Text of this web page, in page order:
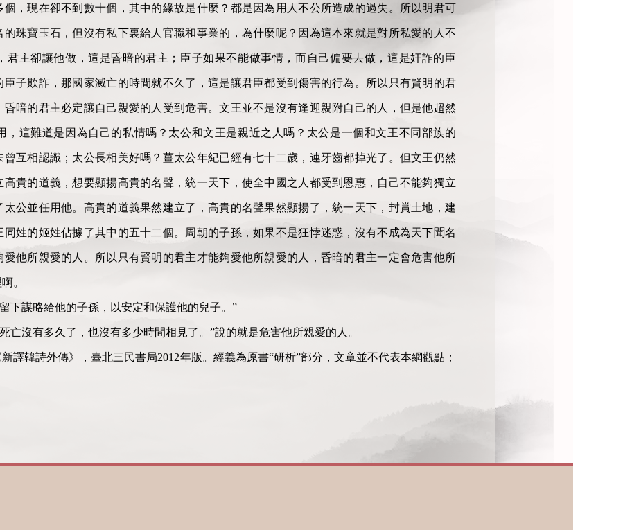
，現在卻不到數十個，其中的緣故是什麼？都是因為用人不公所造成的過失。所以明君可
的珠寶玉石，但沒有私下裏給人官職和事業的，為什麼呢？因為這本來就是對所私愛的人不
君主卻讓他做，這是昏暗的君主；臣子如果不能做事情，而自己偏要去做，這是奸詐的臣
子欺詐，那國家滅亡的時間就不久了，這是讓君臣都受到傷害的行為。所以只有賢明的君
暗的君主必定讓自己親愛的人受到危害。文王並不是沒有逢迎親附自己的人，但是他超然
，這難道是因為自己的私情嗎？太公和文王是親近之人嗎？太公是一個和文王不同部族的
曾互相認識；太公長相美好嗎？薑太公年紀已經有七十二歲，連牙齒都掉光了。但文王仍然
貴的道義，想要顯揚高貴的名聲，統一天下，使全中國之人都受到恩惠，自己不能夠獨立
公並任用他。高貴的道義果然建立了，高貴的名聲果然顯揚了，統一天下，封賞土地，建
姓的姬姓佔據了其中的五十二個。周朝的子孫，如果不是狂悖迷惑，沒有不成為天下聞名
他所親愛的人。所以只有賢明的君主才能夠愛他所親愛的人，昏暗的君主一定會危害他所
。
留下謀略給他的子孫，以安定和保護他的兒子。”
死亡沒有多久了，也沒有多少時間相見了。”說的就是危害他所親愛的人。
新譯韓詩外傳》，臺北三民書局2012年版。經義為原書“研析”部分，文章並不代表本網觀點；